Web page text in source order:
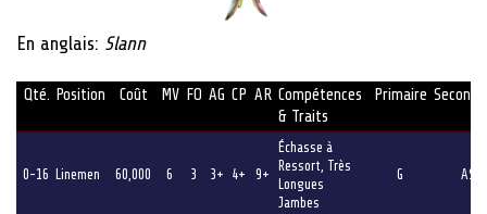
En anglais: Slann
Qté. Position Coût MV FO AG CP AR Compétences
& Traits
Primaire
0-16 Linemen 60,000 6 3 3+ 4+ 9+
Échasse à
Ressort, Très
Longues
Jambes
G AS